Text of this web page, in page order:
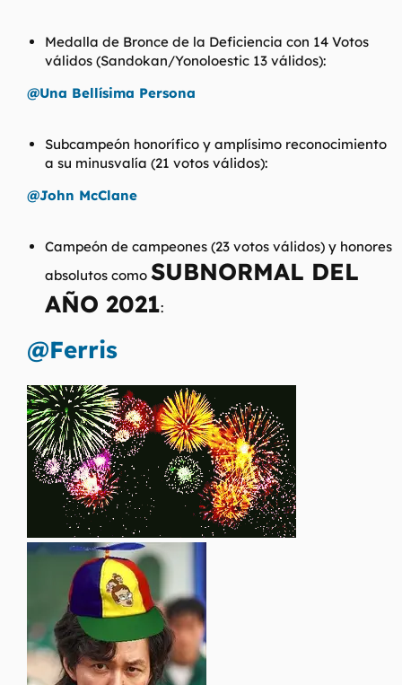
Medalla de Bronce de la Deficiencia con 14 Votos
válidos (Sandokan/Yonoloestic 13 válidos):
@Una Bellísima Persona
Subcampeón honorífico y amplísimo reconocimiento
a su minusvalía (21 votos válidos):
@John McClane
Campeón de campeones (23 votos válidos) y honores
absolutos como SUBNORMAL DEL
AÑO 2021:
@Ferris